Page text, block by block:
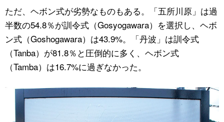
ただ、ヘボン式が劣勢なものもある。「五所川原」は過
半数の54.8％が訓令式（Gosyogawara）を選択し、ヘボ
ン式（Goshogawara）は43.9%。「丹波」は訓令式
（Tanba）が81.8％と圧倒的に多く、ヘボン式
（Tamba）は16.7%に過ぎなかった。